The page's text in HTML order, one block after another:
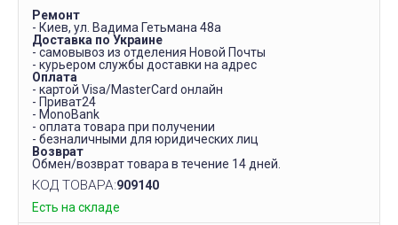
Ремонт
- Киев, ул. Вадима Гетьмана 48а
Доставка по Украине
- самовывоз из отделения Новой Почты
- курьером службы доставки на адрес
Оплата
- картой Visa/MasterCard онлайн
- Приват24
- MonoBank
- оплата товара при получении
- безналичными для юридических лиц
Возврат
Обмен/возврат товара в течение 14 дней.
КОД ТОВАРА:909140
Есть на складе